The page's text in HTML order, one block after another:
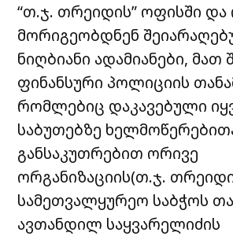
“თ.ჯ. თრეიდის” ოფისში
მორიგეობდნენ
ნიღბიანი ადამიანები, მათ
ფინანსური პოლიციის
რომლებიც დაკავებული
საბუთებზე
განსაკუთრებით ორივე
ორგანიზაციის(თ.ჯ.
სამეთვალყურეო საბჭოს
ავთანდილ საყვარელიძის